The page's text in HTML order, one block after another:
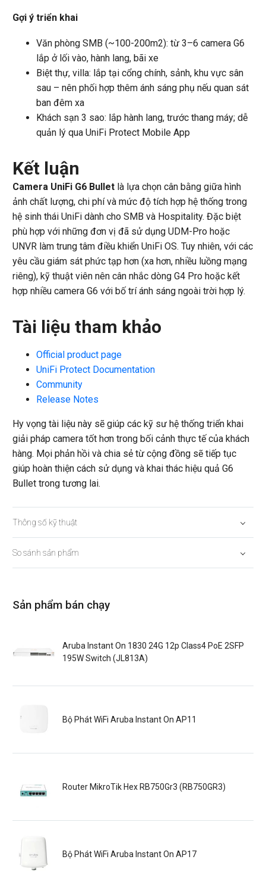
Gợi ý triển khai
Văn phòng SMB (~100-200m2): từ 3–6 camera G6
lắp ở lối vào, hành lang, bãi xe
Biệt thự, villa: lắp tại cổng chính, sảnh, khu vực sân
sau – nên phối hợp thêm ánh sáng phụ nếu quan sát
ban đêm xa
Khách sạn 3 sao: lắp hành lang, trước thang máy; dễ
quản lý qua UniFi Protect Mobile App
Kết luận
Camera UniFi G6 Bullet là lựa chọn cân bằng giữa hình
ảnh chất lượng, chi phí và mức độ tích hợp hệ thống trong
hệ sinh thái UniFi dành cho SMB và Hospitality. Đặc biệt
phù hợp với những đơn vị đã sử dụng UDM-Pro hoặc
UNVR làm trung tâm điều khiển UniFi OS. Tuy nhiên, với các
yêu cầu giám sát phức tạp hơn (xa hơn, nhiều luồng mạng
riêng), kỹ thuật viên nên cân nhắc dòng G4 Pro hoặc kết
hợp nhiều camera G6 với bố trí ánh sáng ngoài trời hợp lý.
Tài liệu tham khảo
Official product page
UniFi Protect Documentation
Community
Release Notes
Hy vọng tài liệu này sẽ giúp các kỹ sư hệ thống triển khai
giải pháp camera tốt hơn trong bối cảnh thực tế của khách
hàng. Mọi phản hồi và chia sẻ từ cộng đồng sẽ tiếp tục
giúp hoàn thiện cách sử dụng và khai thác hiệu quả G6
Bullet trong tương lai.
Thông số kỹ thuật
So sánh sản phẩm
Sản phẩm bán chạy
Aruba Instant On 1830 24G 12p Class4 PoE 2SFP
195W Switch (JL813A)
Bộ Phát WiFi Aruba Instant On AP11
Router MikroTik Hex RB750Gr3 (RB750GR3)
Bộ Phát WiFi Aruba Instant On AP17